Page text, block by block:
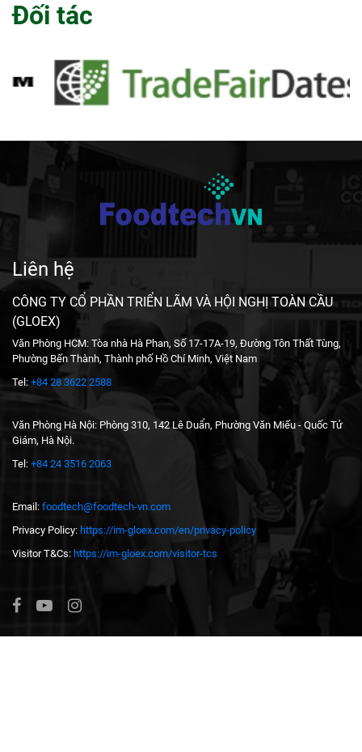
Đối tác
Liên hệ
CÔNG TY CỔ PHẦN TRIỂN LÃM VÀ HỘI NGHỊ TOÀN CẦU
(GLOEX)
Văn Phòng HCM: Tòa nhà Hà Phan, Số 17-17A-19, Đường Tôn Thất Tùng,
Phường Bến Thành, Thành phố Hồ Chí Minh, Việt Nam
Tel: +84 28 3622 2588
Văn Phòng Hà Nội: Phòng 310, 142 Lê Duẩn, Phường Văn Miếu - Quốc Tử
Giám, Hà Nội.
Tel: +84 24 3516 2063
Email: foodtech@foodtech-vn.com
Privacy Policy: https://im-gloex.com/en/privacy-policy
Visitor T&Cs: https://im-gloex.com/visitor-tcs